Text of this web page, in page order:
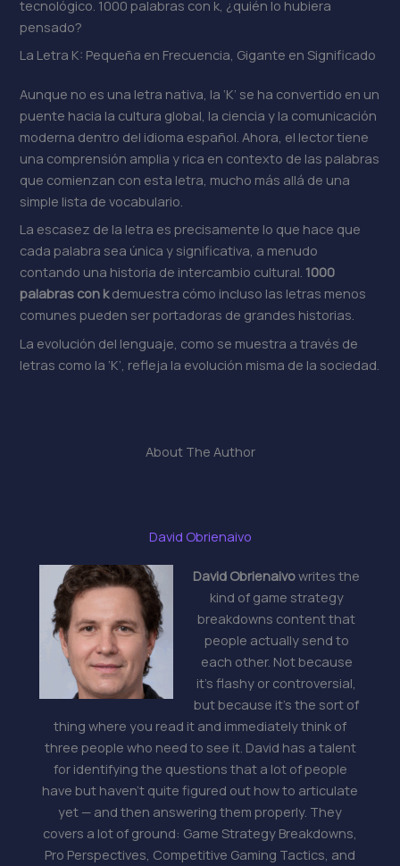
tecnológico. 1000 palabras con k, ¿quién lo hubiera
pensado?
La Letra K: Pequeña en Frecuencia, Gigante en Significado
Aunque no es una letra nativa, la ‘K’ se ha convertido en un
puente hacia la cultura global, la ciencia y la comunicación
moderna dentro del idioma español. Ahora, el lector tiene
una comprensión amplia y rica en contexto de las palabras
que comienzan con esta letra, mucho más allá de una
simple lista de vocabulario.
La escasez de la letra es precisamente lo que hace que
cada palabra sea única y significativa, a menudo
contando una historia de intercambio cultural. 1000
palabras con kdemuestra cómo incluso las letras menos
comunes pueden ser portadoras de grandes historias.
La evolución del lenguaje, como se muestra a través de
letras como la ‘K’, refleja la evolución misma de la sociedad.
About The Author
David Obrienaivo
David Obrienaivowrites the
kind of game strategy
breakdowns content that
people actually send to
each other. Not because
it's flashy or controversial,
but because it's the sort of
thing where you read it and immediately think of
three people who need to see it. David has a talent
for identifying the questions that a lot of people
have but haven't quite figured out how to articulate
yet — and then answering them properly. They
covers a lot of ground: Game Strategy Breakdowns,
Pro Perspectives, Competitive Gaming Tactics, and